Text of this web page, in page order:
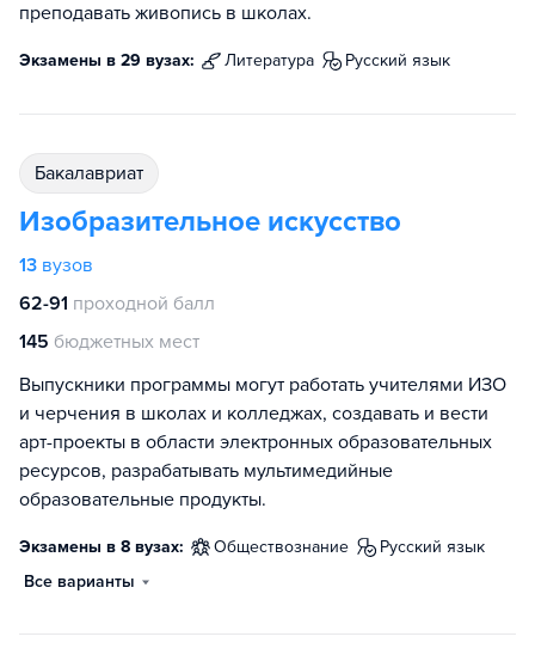
преподавать живопись в школах.
Экзамены в 29 вузах: литература русский язык
бакалавриат
Изобразительное искусство
13 вузов
62-91 проходной балл
145 бюджетных мест
Выпускники программы могут работать учителями ИЗО
и черчения в школах и колледжах, создавать и вести
арт-проекты в области электронных образовательных
ресурсов, разрабатывать мультимедийные
образовательные продукты.
Экзамены в 8 вузах: обществознание
русский язык
Все варианты